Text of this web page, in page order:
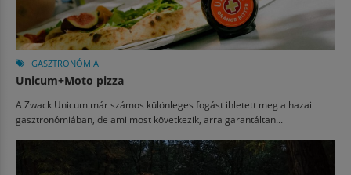
GASZTRONÓMIA
Unicum+Moto pizza
A Zwack Unicum már számos különleges fogást ihletett meg a hazai
gasztronómiában, de ami most következik, arra garantáltan...